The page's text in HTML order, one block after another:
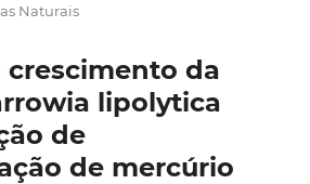
Naturais
crescimento da
lipolytica
de
de mercúrio